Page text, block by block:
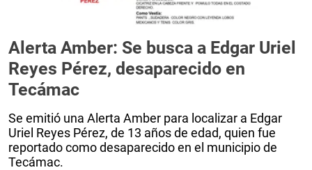
Alerta Amber: Se busca a Edgar Uriel
Reyes Pérez, desaparecido en
Tecámac
Se emitió una Alerta Amber para localizar a Edgar
Uriel Reyes Pérez, de 13 años de edad, quien fue
reportado como desaparecido en el municipio de
Tecámac.